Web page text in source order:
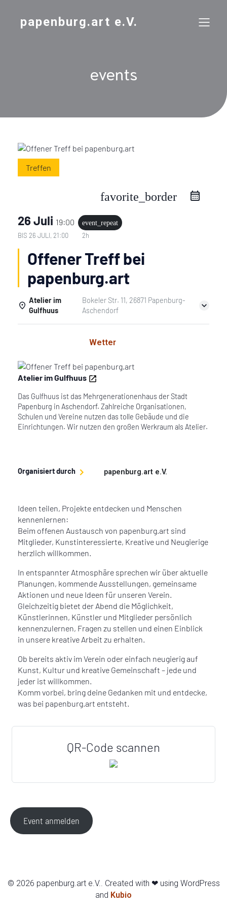
papenburg.art e.V.
events
Treffen
favorite_border
26 Juli 19:00
event_repeat
BIS 26 JULI, 21:00 2h
Offener Treff bei
papenburg.art
Atelier im
Gulfhuus
Bokeler Str. 11, 26871 Papenburg-
Aschendorf
Wetter
Atelier im Gulfhuus
Das Gulfhuus ist das Mehrgenerationenhaus der Stadt
Papenburg in Aschendorf. Zahlreiche Organisationen,
Schulen und Vereine nutzen das tolle Gebäude und die
Einrichtungen. Wir nutzen den großen Werkraum als Atelier.
Organisiert durch papenburg.art e.V.
Ideen teilen, Projekte entdecken und Menschen
kennenlernen:
Beim offenen Austausch von papenburg.art sind
Mitglieder, Kunstinteressierte, Kreative und Neugierige
herzlich willkommen.
In entspannter Atmosphäre sprechen wir über aktuelle
Planungen, kommende Ausstellungen, gemeinsame
Aktionen und neue Ideen für unseren Verein.
Gleichzeitig bietet der Abend die Möglichkeit,
Künstlerinnen, Künstler und Mitglieder persönlich
kennenzulernen, Fragen zu stellen und einen Einblick
in unsere kreative Arbeit zu erhalten.
Ob bereits aktiv im Verein oder einfach neugierig auf
Kunst, Kultur und kreative Gemeinschaft – jede und
jeder ist willkommen.
Komm vorbei, bring deine Gedanken mit und entdecke,
was bei papenburg.art entsteht.
QR-Code scannen
Event anmelden
© 2026 papenburg.art e.V.. Created with ❤ using WordPress
and Kubio